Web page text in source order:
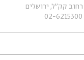
02-6215300